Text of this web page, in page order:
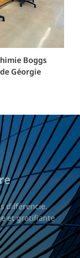
Boggs
Géorgie
différencie.
et gratifiante